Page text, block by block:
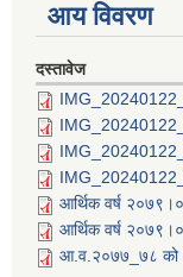
आय विवरण
दस्तावेज
आर्थिक वर्ष
आर्थिक वर्ष
आ.व.२०७७_७८ को